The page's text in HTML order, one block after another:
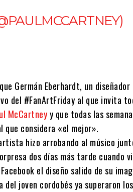
Germán Eberhardt, un
del #FanArtFriday al que invita
McCartneyy que todas las
que considera «el mejor».
hizo arrobando al músico
dos días más tarde cuando
el diseño salido de su
joven cordobés ya superaron